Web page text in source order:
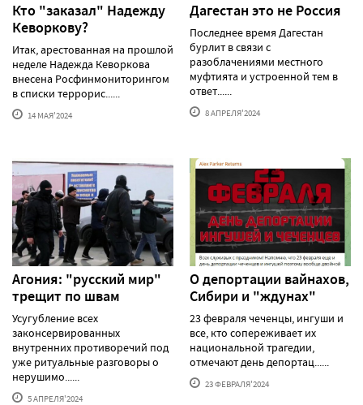
Кто "заказал" Надежду
Кеворкову?
Итак, арестованная на прошлой
неделе Надежда Кеворкова
внесена Росфинмониторингом
в списки террорис......
14 МАЯ'2024
Дагестан это не Россия
Последнее время Дагестан
бурлит в связи с
разоблачениями местного
муфтията и устроенной тем в
ответ......
8 АПРЕЛЯ'2024
Агония: "русский мир"
трещит по швам
Усугубление всех
законсервированных
внутренних противоречий под
уже ритуальные разговоры о
нерушимо......
5 АПРЕЛЯ'2024
О депортации вайнахов,
Сибири и "ждунах"
23 февраля чеченцы, ингуши и
все, кто сопереживает их
национальной трагедии,
отмечают день депортац......
23 ФЕВРАЛЯ'2024